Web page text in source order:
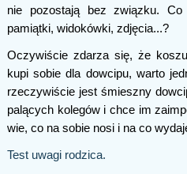
nie pozostają bez związku.
pamiątki, widokówki, zdjęcia...?
Oczywiście zdarza się, że
kupi sobie dla dowcipu, warto
rzeczywiście jest śmieszny
palących kolegów i chce im
wie, co na sobie nosi i na co
Test uwagi rodzica.